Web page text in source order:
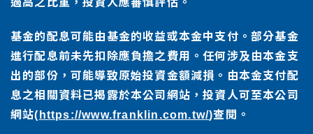
過高之比重，投資人應審慎評估。
基金的配息可能由基金的收益或本金中支付。部分基金
進行配息前未先扣除應負擔之費用。任何涉及由本金支
出的部份，可能導致原始投資金額減損。由本金支付配
息之相關資料已揭露於本公司網站，投資人可至本公司
網站( https://www.franklin.com.tw/)查閱。